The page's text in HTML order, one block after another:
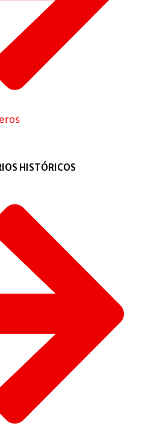
HISTÓRICOS